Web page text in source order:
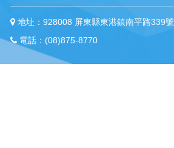
地址：928008 屏東縣東港鎮南平路339號
電話：(08)875-8770